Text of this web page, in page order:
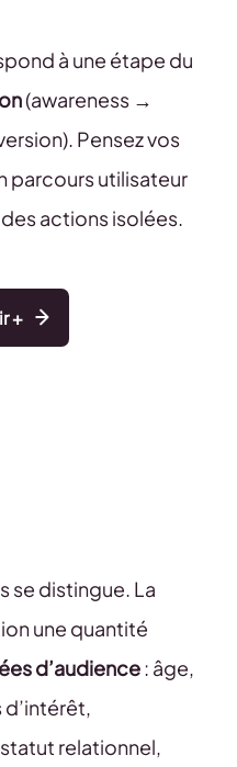
à une étape du
(awareness →
Pensez vos
parcours utilisateur
actions isolées.
+
se distingue. La
une quantité
d’audience: âge,
d’intérêt,
relationnel,